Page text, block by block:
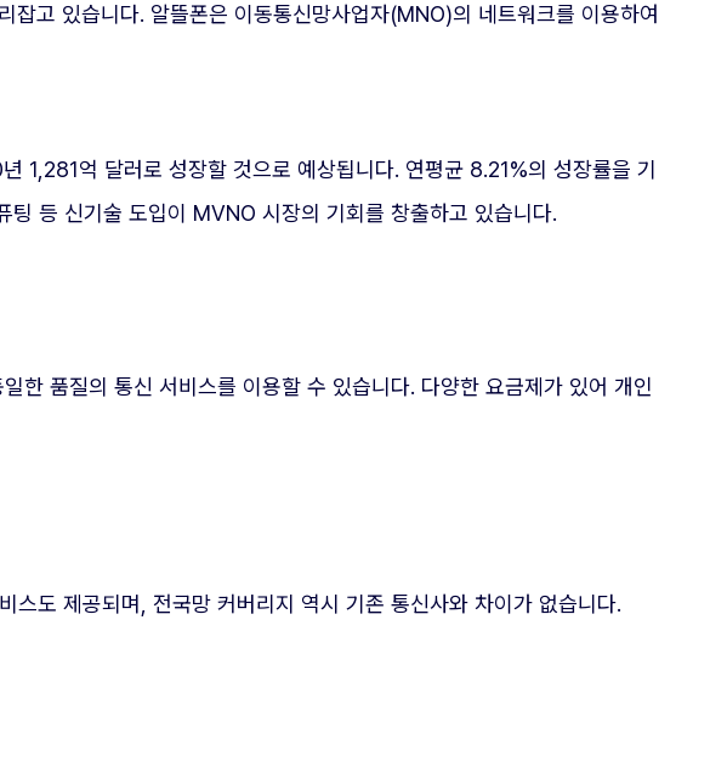
고 있습니다. 알뜰폰은 이동통신망사업자(MNO)의 네트워크를 이용하여
억 달러로 성장할 것으로 예상됩니다. 연평균 8.21%의 성장률을 기
등 신기술 도입이 MVNO 시장의 기회를 창출하고 있습니다.
품질의 통신 서비스를 이용할 수 있습니다. 다양한 요금제가 있어 개인
도 제공되며, 전국망 커버리지 역시 기존 통신사와 차이가 없습니다.